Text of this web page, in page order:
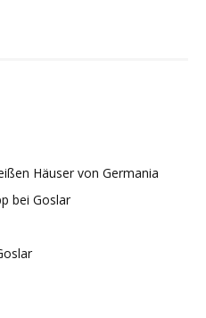
Häuser von Germania
bei Goslar